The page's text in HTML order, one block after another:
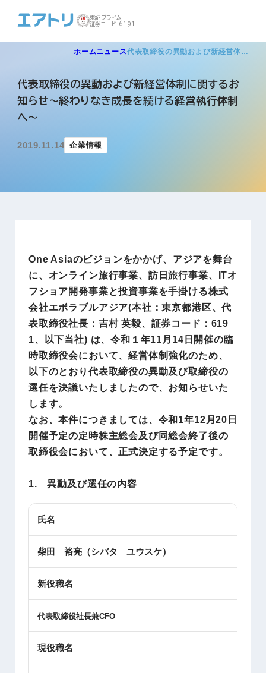
東証プライム
証券コード:6191
ホームニュース代表取締役の異動および新経営体…
代表取締役の異動および新経営体制に関するお
知らせ～終わりなき成長を続ける経営執行体制
へ～
2019.11.14 企業情報
One Asiaのビジョンをかかげ、アジアを舞台
に、オンライン旅行事業、訪日旅行事業、ITオ
フショア開発事業と投資事業を手掛ける株式
会社エボラブルアジア(本社：東京都港区、代
表取締役社長：吉村 英毅、証券コード：619
1、以下当社) は、令和１年11月14日開催の臨
時取締役会において、経営体制強化のため、
以下のとおり代表取締役の異動及び取締役の
選任を決議いたしましたので、お知らせいた
します。
なお、本件につきましては、令和1年12月20日
開催予定の定時株主総会及び同総会終了後の
取締役会において、正式決定する予定です。
1. 異動及び選任の内容
氏名
柴田 裕亮（シバタ ユウスケ）
新役職名
代表取締役社長兼CFO
現役職名